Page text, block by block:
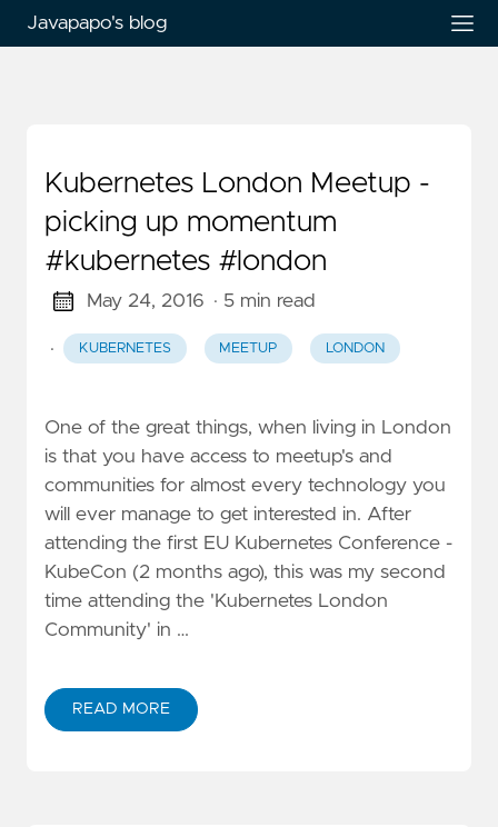
Javapapo's blog
Kubernetes London Meetup -
picking up momentum
#kubernetes #london
May 24, 2016 · 5 min read
· KUBERNETES MEETUP LONDON
One of the great things, when living in London
is that you have access to meetup's and
communities for almost every technology you
will ever manage to get interested in. After
attending the first EU Kubernetes Conference -
KubeCon (2 months ago), this was my second
time attending the 'Kubernetes London
Community' in …
READ MORE